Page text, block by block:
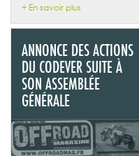
+ En savoir plus
ANNONCE DES ACTIONS
DU CODEVER SUITE À
SON ASSEMBLÉE
GÉNÉRALE